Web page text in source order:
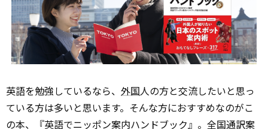
英語を勉強しているなら、 外国人の方と交流したいと思っ
ている方は多いと思います。そんな方におすすめなのがこ
の本、『英語でニッポン案内ハンドブック』。全国通訳案